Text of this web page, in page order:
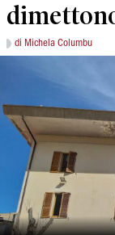
di Michela Columbu